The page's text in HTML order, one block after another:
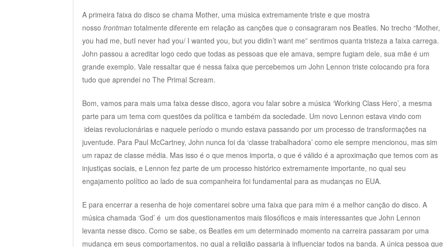
A primeira faixa do disco se chama Mother, uma música extremamente triste e que mostra
nosso frontman totalmente diferente em relação as canções que o consagraram nos Beatles. No trecho “Mother,
you had me, butI never had you/ I wanted you, but you didin’t want me” sentimos quanta tristeza a faixa carrega.
John passou a acreditar logo cedo que todas as pessoas que ele amava, sempre fugiam dele, sua mãe é um
grande exemplo. Vale ressaltar que é nessa faixa que percebemos um John Lennon triste colocando pra fora
tudo que aprendei no The Primal Scream.
Bom, vamos para mais uma faixa desse disco, agora vou falar sobre a música ‘Working Class Hero’, a mesma
parte para um tema com questões da política e também da sociedade. Um novo Lennon estava vindo com
ideias revolucionárias e naquele período o mundo estava passando por um processo de transformações na
juventude. Para Paul McCartney, John nunca foi da ‘classe trabalhadora’ como ele sempre mencionou, mas sim
um rapaz de classe média. Mas isso é o que menos importa, o que é válido é a aproximação que temos com as
injustiças sociais, e Lennon fez parte de um processo histórico extremamente importante, no qual seu
engajamento político ao lado de sua companheira foi fundamental para as mudanças no EUA.
E para encerrar a resenha de hoje comentarei sobre uma faixa que para mim é a melhor canção do disco. A
música chamada ‘God’ é um dos questionamentos mais filosóficos e mais interessantes que John Lennon
levanta nesse disco. Como se sabe, os Beatles em um determinado momento na carreira passaram por uma
mudança em seus comportamentos, no qual a religião passaria à influenciar todos na banda. A única pessoa que